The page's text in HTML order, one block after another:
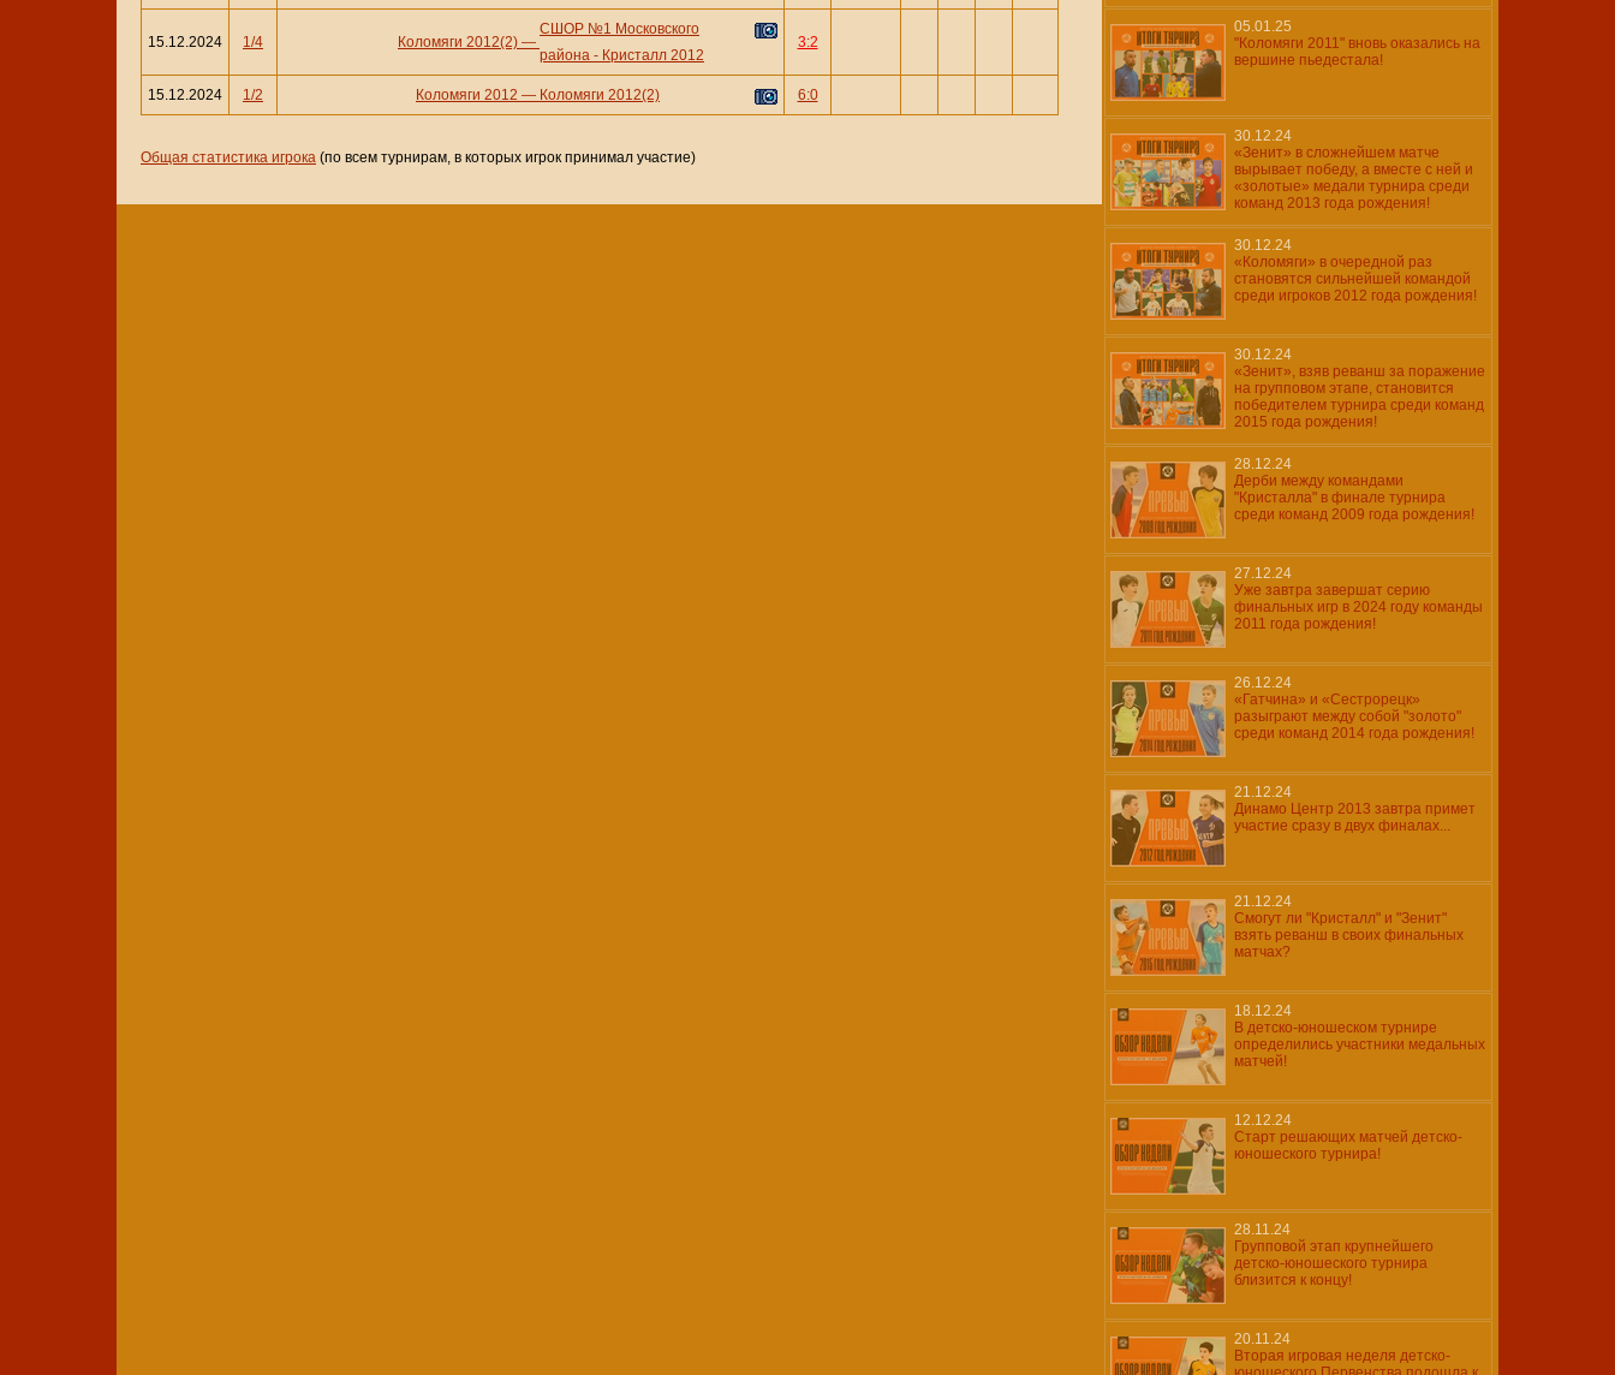
15.12.2024 1/4 Коломяги 2012(2) —
СШОР №1 Московского
района - Кристалл 2012
3:2
15.12.2024 1/2 Коломяги 2012 — Коломяги 2012(2) 6:0
Общая статистика игрока (по всем турнирам, в которых игрок принимал участие)
05.01.25
"Коломяги 2011" вновь оказались на
вершине пьедестала!
30.12.24
«Зенит» в сложнейшем матче
вырывает победу, а вместе с ней и
«золотые» медали турнира среди
команд 2013 года рождения!
30.12.24
«Коломяги» в очередной раз
становятся сильнейшей командой
среди игроков 2012 года рождения!
30.12.24
«Зенит», взяв реванш за поражение
на групповом этапе, становится
победителем турнира среди команд
2015 года рождения!
28.12.24
Дерби между командами
"Кристалла" в финале турнира
среди команд 2009 года рождения!
27.12.24
Уже завтра завершат серию
финальных игр в 2024 году команды
2011 года рождения!
26.12.24
«Гатчина» и «Сестрорецк»
разыграют между собой "золото"
среди команд 2014 года рождения!
21.12.24
Динамо Центр 2013 завтра примет
участие сразу в двух финалах...
21.12.24
Смогут ли "Кристалл" и "Зенит"
взять реванш в своих финальных
матчах?
18.12.24
В детско-юношеском турнире
определились участники медальных
матчей!
12.12.24
Старт решающих матчей детско-
юношеского турнира!
28.11.24
Групповой этап крупнейшего
детско-юношеского турнира
близится к концу!
20.11.24
Вторая игровая неделя детско-